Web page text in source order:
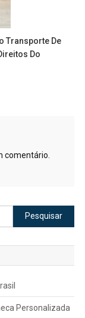
Transporte De
Do
comentário.
Pesquisar
por:
Personalizada